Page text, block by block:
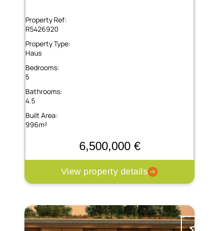
Property Ref:
R5426920
Property Type:
Haus
Bedrooms:
5
Bathrooms:
4.5
Built Area:
996m²
6,500,000 €
View property details